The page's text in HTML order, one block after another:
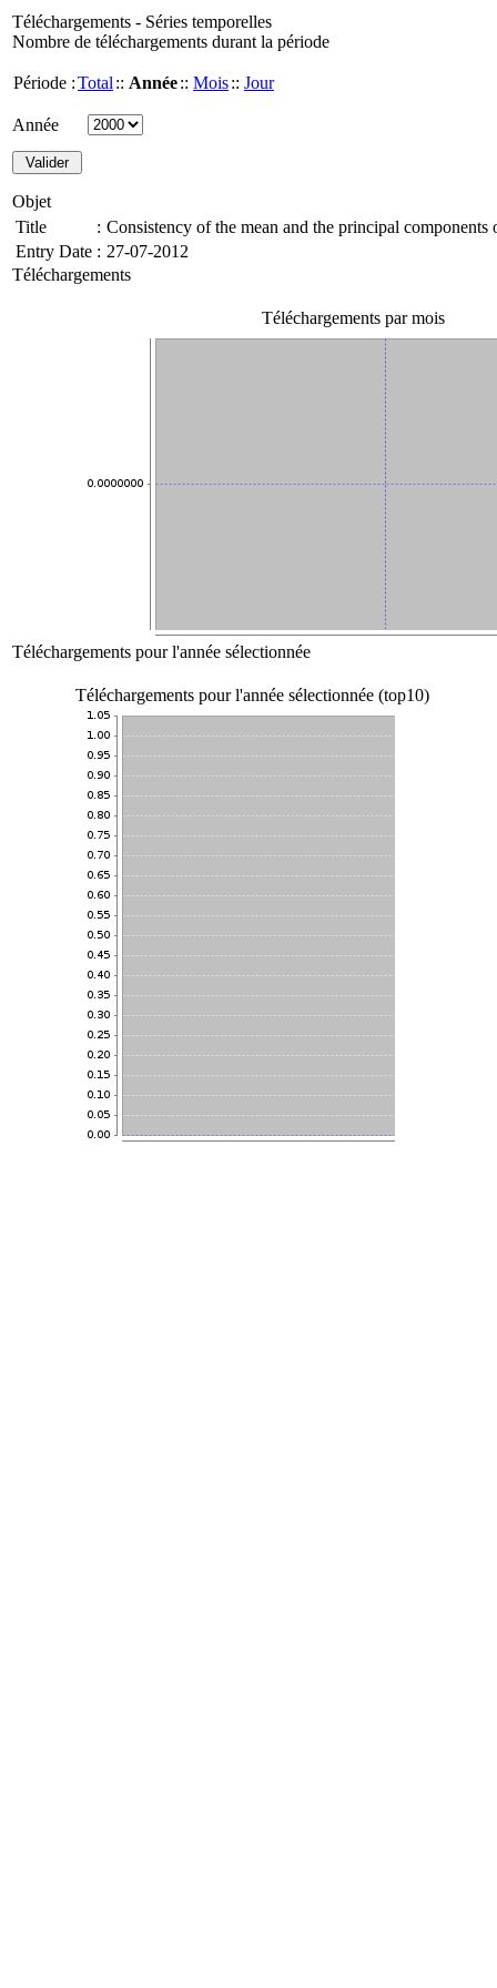
Téléchargements - Séries temporelles
Nombre de téléchargements durant la période
Période :Total :: Année:: Mois:: Jour
Année
Objet
Title
: Consistency of the mean and the principal
Entry Date : 27-07-2012
Téléchargements
Téléchargements par mois
Téléchargements pour l'année sélectionnée
Téléchargements pour l'année sélectionnée (top10)